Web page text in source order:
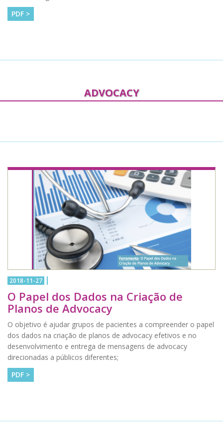
PDF >
ADVOCACY
2018-11-27
O Papel dos Dados na Criação de
Planos de Advocacy
O objetivo é ajudar grupos de pacientes a compreender o papel
dos dados na criação de planos de advocacy efetivos e no
desenvolvimento e entrega de mensagens de advocacy
direcionadas a públicos diferentes;
PDF >